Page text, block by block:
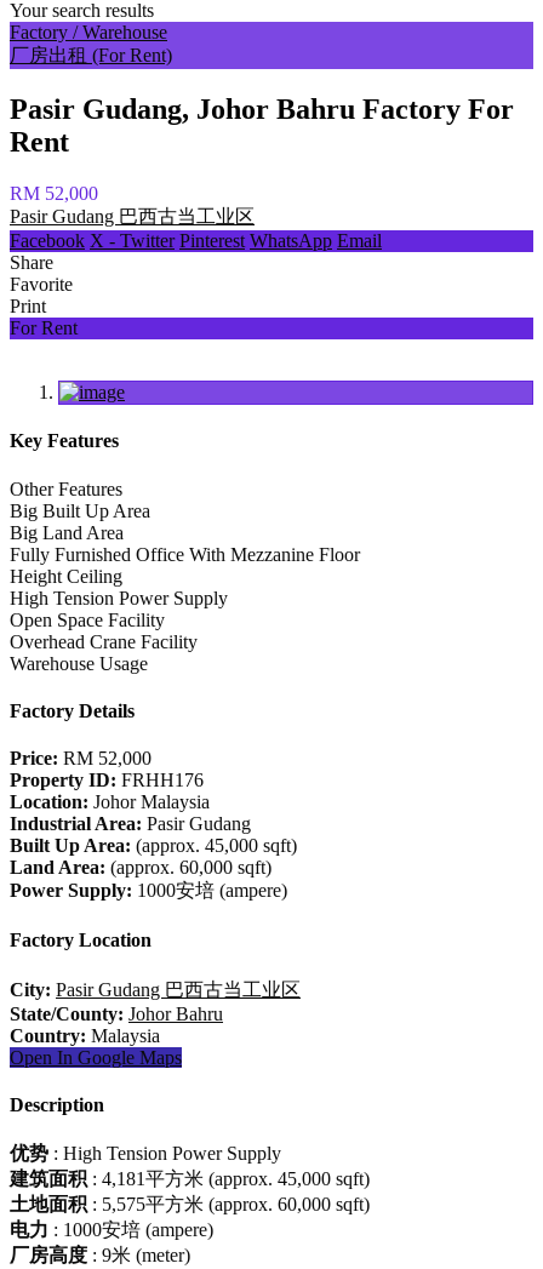
Your search results
Factory / Warehouse
厂房出租 (For Rent)
Pasir Gudang, Johor Bahru Factory For
Rent
RM 52,000
Pasir Gudang 巴西古当工业区
Facebook X - Twitter Pinterest WhatsApp Email
Share
Favorite
Print
For Rent
Key Features
Other Features
Big Built Up Area
Big Land Area
Fully Furnished Office With Mezzanine Floor
Height Ceiling
High Tension Power Supply
Open Space Facility
Overhead Crane Facility
Warehouse Usage
Factory Details
Price: RM 52,000
Property ID: FRHH176
Location: Johor Malaysia
Industrial Area: Pasir Gudang
Built Up Area: (approx. 45,000 sqft)
Land Area: (approx. 60,000 sqft)
Power Supply: 1000安培 (ampere)
Factory Location
City: Pasir Gudang 巴西古当工业区
State/County: Johor Bahru
Country: Malaysia
Open In Google Maps
Description
优势 : High Tension Power Supply
建筑面积 : 4,181平方米 (approx. 45,000 sqft)
土地面积 : 5,575平方米 (approx. 60,000 sqft)
电力 : 1000安培 (ampere)
厂房高度 : 9米 (meter)